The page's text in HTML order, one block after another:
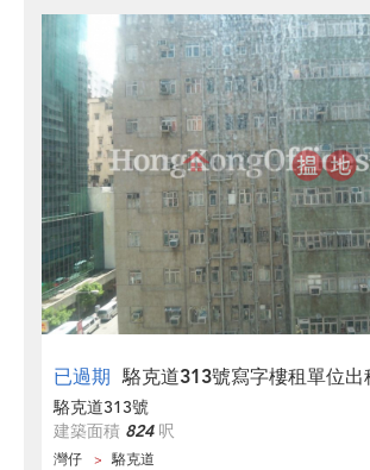
已過期 駱克道313號寫字樓租單位出
駱克道313號
建築面積 824呎
灣仔 駱克道